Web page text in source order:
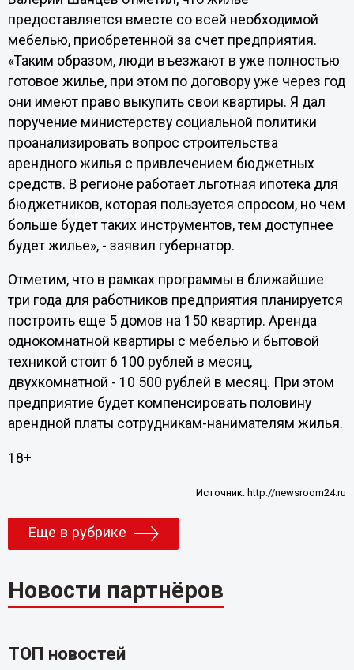
предоставляется вместе со всей необходимой
мебелью, приобретенной за счет предприятия.
«Таким образом, люди въезжают в уже полностью
готовое жилье, при этом по договору уже через год
они имеют право выкупить свои квартиры. Я дал
поручение министерству социальной политики
проанализировать вопрос строительства
арендного жилья с привлечением бюджетных
средств. В регионе работает льготная ипотека для
бюджетников, которая пользуется спросом, но чем
больше будет таких инструментов, тем доступнее
будет жилье», - заявил губернатор.
Отметим, что в рамках программы в ближайшие
три года для работников предприятия планируется
построить еще 5 домов на 150 квартир. Аренда
однокомнатной квартиры с мебелью и бытовой
техникой стоит 6 100 рублей в месяц,
двухкомнатной - 10 500 рублей в месяц. При этом
предприятие будет компенсировать половину
арендной платы сотрудникам-нанимателям жилья.
18+
Источник:http://newsroom24.ru
Еще в рубрике
Новости партнёров
ТОП новостей